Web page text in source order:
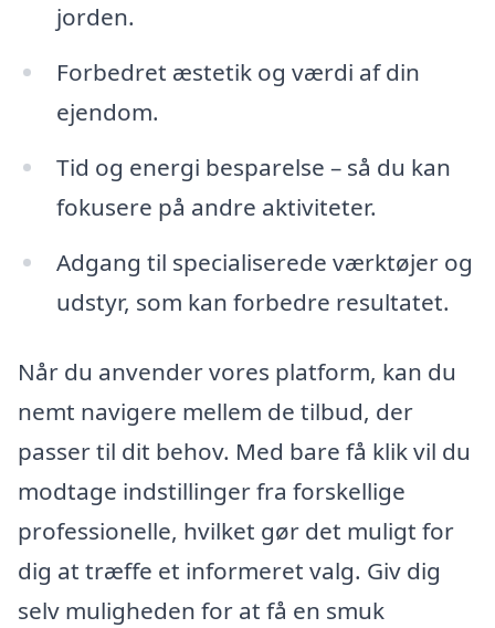
jorden.
Forbedret æstetik og værdi af din
ejendom.
Tid og energi besparelse – så du kan
fokusere på andre aktiviteter.
Adgang til specialiserede værktøjer og
udstyr, som kan forbedre resultatet.
Når du anvender vores platform, kan du
nemt navigere mellem de tilbud, der
passer til dit behov. Med bare få klik vil du
modtage indstillinger fra forskellige
professionelle, hvilket gør det muligt for
dig at træffe et informeret valg. Giv dig
selv muligheden for at få en smuk